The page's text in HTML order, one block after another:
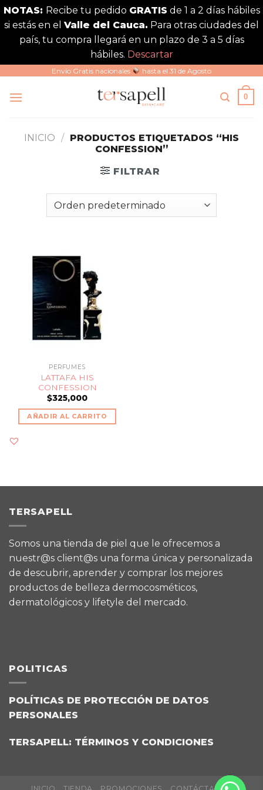
NOTAS: Recibe tu pedido GRATIS de 1 a 2 días hábiles
si estás en el Valle del Cauca. Para otras ciudades del
país, tu compra llegará en un plazo de 3 a 5 días
hábiles. Descartar
contenido
Envío Gratis nacionales hasta el 31 de Agosto
0
INICIO / PRODUCTOS ETIQUETADOS “HIS
CONFESSION”
FILTRAR
PERFUMES
LATTAFA HIS
CONFESSION
$325,000
AÑADIR AL CARRITO
TERSAPELL
Somos una tienda de piel que le ofrecemos a
nuestr@s client@s una forma única y personalizada
de descubrir, aprender y comprar los mejores
productos de belleza dermocosméticos,
dermatológicos y lifetyle del mercado.
POLITICAS
POLÍTICAS DE PROTECCIÓN DE DATOS
PERSONALES
TERSAPELL: TÉRMINOS Y CONDICIONES